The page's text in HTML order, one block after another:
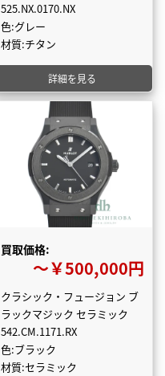
525.NX.0170.NX
色:グレー
材質:チタン
詳細を見る
買取価格:
〜￥500,000円
クラシック・フュージョン ブ
ラックマジック セラミック
542.CM.1171.RX
色:ブラック
材質:セラミック